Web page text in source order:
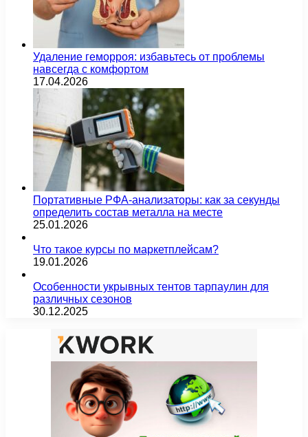
Удаление геморроя: избавьтесь от проблемы
навсегда с комфортом
17.04.2026
Портативные РФА-анализаторы: как за секунды
определить состав металла на месте
25.01.2026
Что такое курсы по маркетплейсам?
19.01.2026
Особенности укрывных тентов тарпаулин для
различных сезонов
30.12.2025